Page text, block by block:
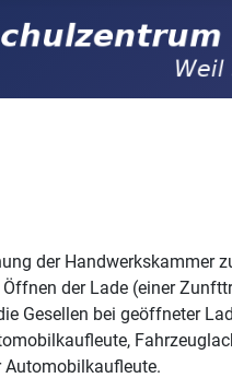
der Handwerkskammer
der Lade (einer
Gesellen bei geöffneter
Automobilkaufleute.